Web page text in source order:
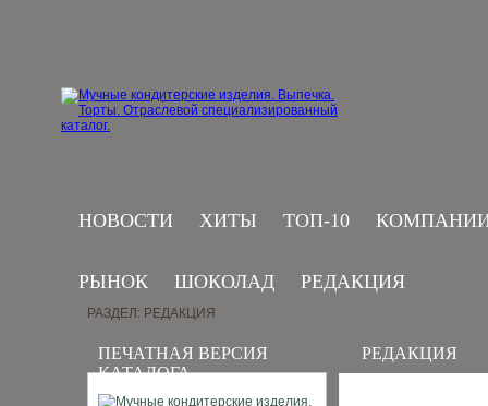
НОВОСТИ ХИТЫ ТОП-10
РЫНОК ШОКОЛАД РЕДАКЦИЯ
ПЕЧАТНАЯ ВЕРСИЯ
КАТАЛОГА
РАЗДЕЛ: РЕДАКЦИЯ
РЕДАКЦИЯ